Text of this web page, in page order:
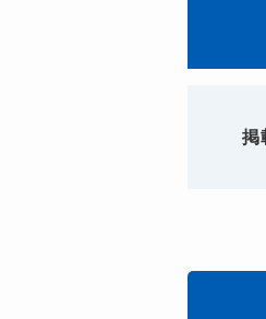
掲